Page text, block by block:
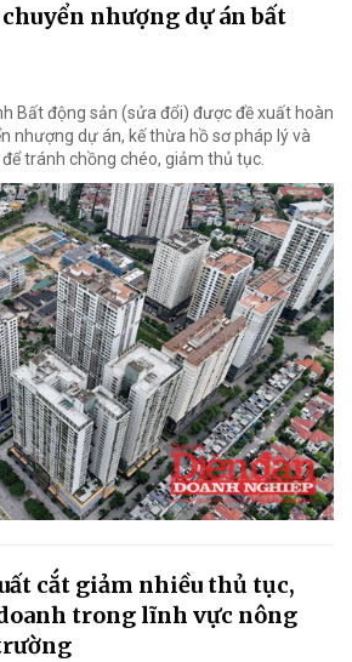
nhượng dự án bất
Bất động sản (sửa đổi) được đề xuất hoàn
nhượng dự án, kế thừa hồ sơ pháp lý và
tránh chồng chéo, giảm thủ tục.
cắt giảm nhiều thủ tục,
trong lĩnh vực nông